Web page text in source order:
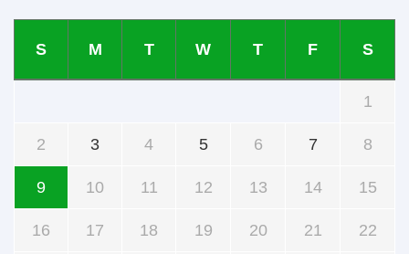
S M T W T F S
1
2 3 4 5 6 7 8
9 10 11 12 13 14 15
16 17 18 19 20 21 22